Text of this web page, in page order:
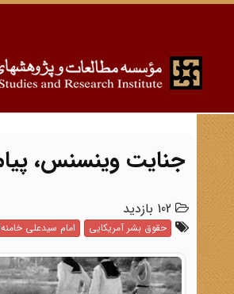
جنایت وینسنس،
حقوق بشر آمریکایی امام سیدعلی